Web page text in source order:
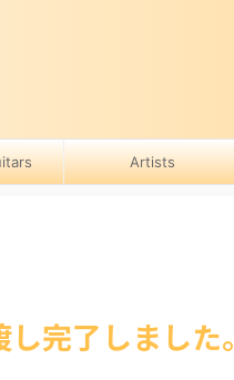
Artists
完了しました。